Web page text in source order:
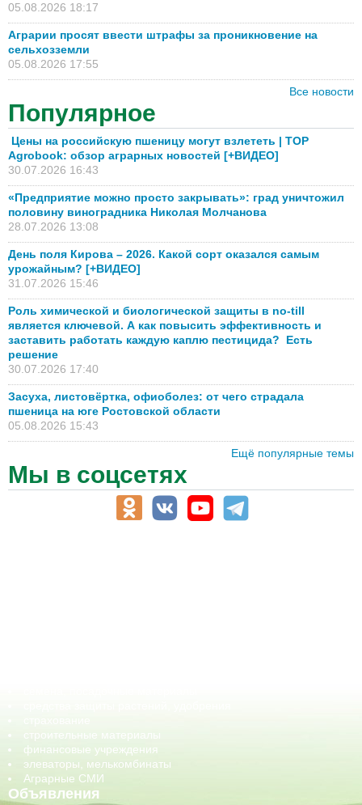
05.08.2026 18:17
Аграрии просят ввести штрафы за проникновение на
сельхозземли
05.08.2026 17:55
Все новости
Популярное
Цены на российскую пшеницу могут взлететь | TOP
Agrobook: обзор аграрных новостей [+ВИДЕО]
30.07.2026 16:43
«Предприятие можно просто закрывать»: град уничтожил
половину виноградника Николая Молчанова
28.07.2026 13:08
День поля Кирова – 2026. Какой сорт оказался самым
урожайным? [+ВИДЕО]
31.07.2026 15:46
Роль химической и биологической защиты в no-till
является ключевой. А как повысить эффективность и
заставить работать каждую каплю пестицида? Есть
решение
30.07.2026 17:40
Засуха, листовёртка, офиоболез: от чего страдала
пшеница на юге Ростовской области
05.08.2026 15:43
Ещё популярные темы
Мы в соцсетях
строительные материалы
финансовые учреждения
элеваторы, мелькомбинаты
Аграрные СМИ
Объявления